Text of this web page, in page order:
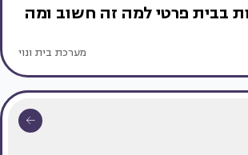
בבית פרטי למה זה חשוב ומה
מערכת בית ונוי